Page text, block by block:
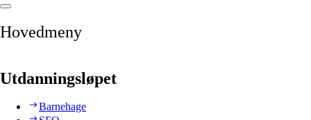
Hovedmeny
Utdanningsløpet
Barnehage